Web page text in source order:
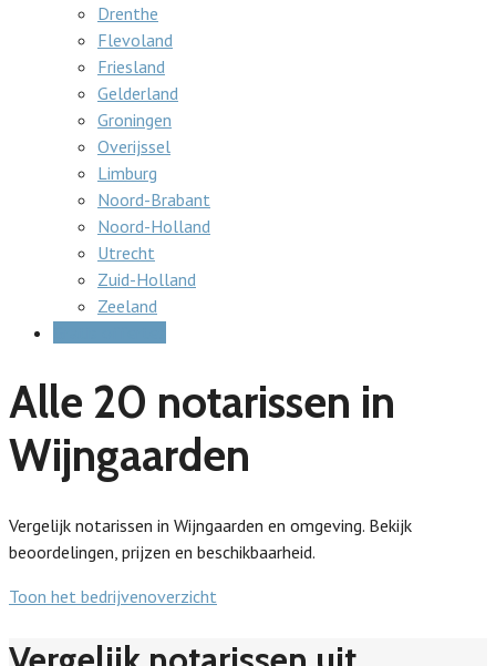
Drenthe
Flevoland
Friesland
Gelderland
Groningen
Overijssel
Limburg
Noord-Brabant
Noord-Holland
Utrecht
Zuid-Holland
Zeeland
Alle 20 notarissen in
Wijngaarden
Vergelijk notarissen in Wijngaarden en omgeving. Bekijk
beoordelingen, prijzen en beschikbaarheid.
Toon het bedrijvenoverzicht